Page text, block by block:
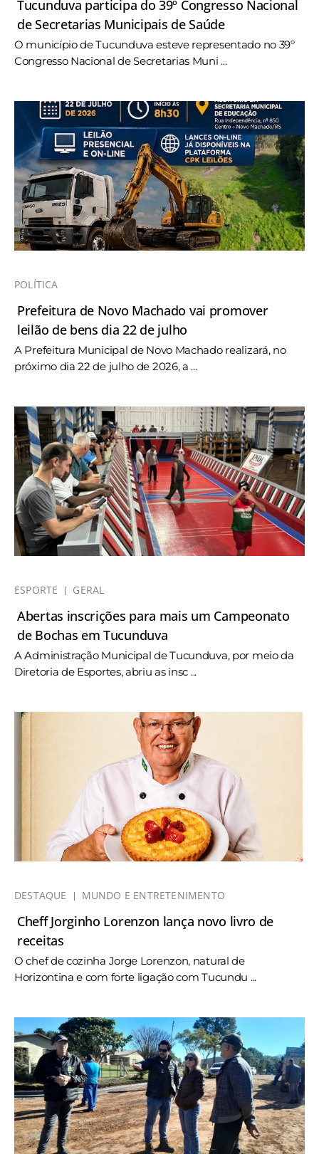
Tucunduva participa do 39º Congresso Nacional
de Secretarias Municipais de Saúde
O município de Tucunduva esteve representado no 39º
Congresso Nacional de Secretarias Muni ...
POLÍTICA
Prefeitura de Novo Machado vai promover
leilão de bens dia 22 de julho
A Prefeitura Municipal de Novo Machado realizará, no
próximo dia 22 de julho de 2026, a ...
ESPORTE GERAL
Abertas inscrições para mais um Campeonato
de Bochas em Tucunduva
A Administração Municipal de Tucunduva, por meio da
Diretoria de Esportes, abriu as insc ...
DESTAQUE MUNDO E ENTRETENIMENTO
Cheff Jorginho Lorenzon lança novo livro de
receitas
O chef de cozinha Jorge Lorenzon, natural de
Horizontina e com forte ligação com Tucundu ...